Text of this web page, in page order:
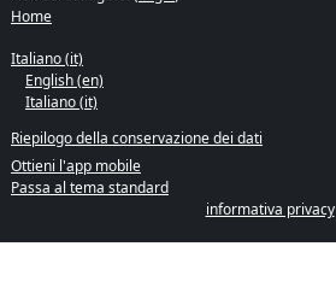
Home
Italiano ‎(it)‎
English ‎(en)‎
Italiano ‎(it)‎
Riepilogo della conservazione dei dati
Ottieni l'app mobile
Passa al tema standard
informativa privacy